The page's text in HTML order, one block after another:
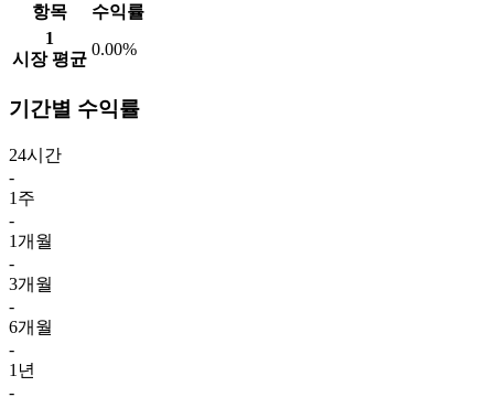
항목
수익률
1
시장 평균
0.00%
기간별 수익률
24시간
-
1주
-
1개월
-
3개월
-
6개월
-
1년
-